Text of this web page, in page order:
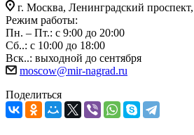
г. Москва, Ленинградский
Режим работы:
Пн. – Пт.: с 9:00 до 20:00
Сб..: с 10:00 до 18:00
Вск..: выходной до сентября
moscow@mir-nagrad.ru
Поделиться